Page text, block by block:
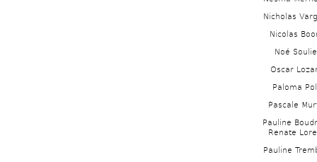
Nicholas
Nicolas
Noé
Oscar
Paloma
Pascale
Pauline
Renate
Pauline